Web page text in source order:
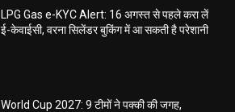
LPG Gas e-KYC Alert: 16 अगस्त से पहले करा लें
ई-केवाईसी, वरना सिलेंडर बुकिंग में आ सकती है परेशानी
World Cup 2027: 9 टीमों ने पक्की की जगह,